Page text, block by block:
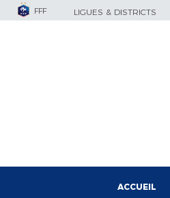
FFF LIGUES & DISTRICTS
ACCUEIL